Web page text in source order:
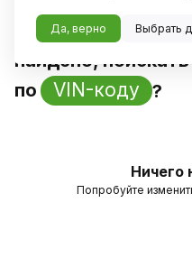
По названию«
найдено, поискать
по
VIN-коду ?
Ничего
Попробуйте
Да, верно Выбрать